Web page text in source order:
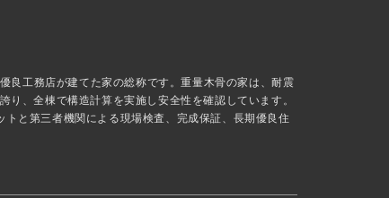
良工務店が建てた家の総称です。重量木骨の家は、耐震
、全棟で構造計算を実施し安全性を確認しています。
と第三者機関による現場検査、完成保証、長期優良住